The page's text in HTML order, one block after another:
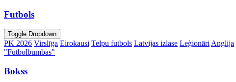
Futbols
Toggle Dropdown
PK 2026 Virslīga Eirokausi Telpu futbols Latvijas izlase Leģionāri Anglija
"Futbolbumbas"
Bokss